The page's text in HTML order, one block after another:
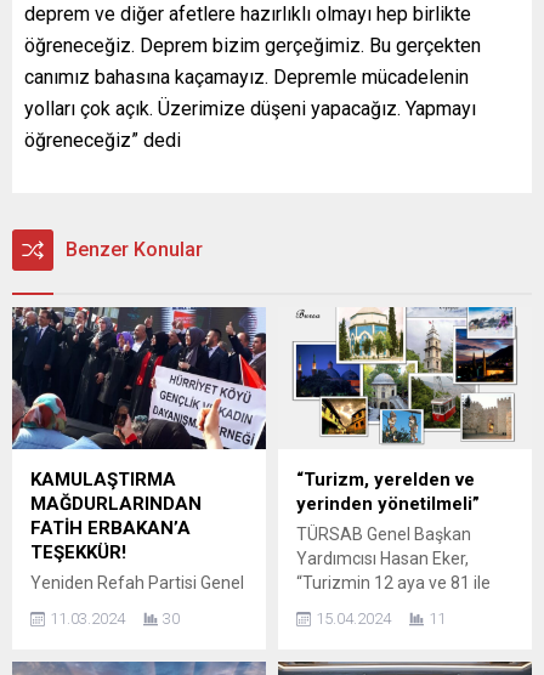
deprem ve diğer afetlere hazırlıklı olmayı hep birlikte
öğreneceğiz. Deprem bizim gerçeğimiz. Bu gerçekten
canımız bahasına kaçamayız. Depremle mücadelenin
yolları çok açık. Üzerimize düşeni yapacağız. Yapmayı
öğreneceğiz” dedi
Benzer Konular
KAMULAŞTIRMA
MAĞDURLARINDAN
FATİH ERBAKAN’A
TEŞEKKÜR!
Yeniden Refah Partisi Genel
Başkanı Fatih Erbakan
bugünkü bazı programlara
11.03.2024 30
“Turizm, yerelden ve
yerinden yönetilmeli”
TÜRSAB Genel Başkan
Yardımcısı Hasan Eker,
“Turizmin 12 aya ve 81 ile
yayılması gerekmektedir.
Turizm payının büyük bir
15.04.2024 11